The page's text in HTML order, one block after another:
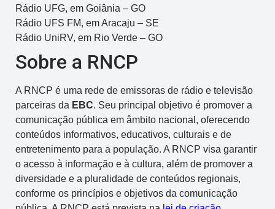
Rádio UFG, em Goiânia – GO
Rádio UFS FM, em Aracaju – SE
Rádio UniRV, em Rio Verde – GO
Sobre a RNCP
A RNCP é uma rede de emissoras de rádio e televisão
parceiras da EBC. Seu principal objetivo é promover a
comunicação pública em âmbito nacional, oferecendo
conteúdos informativos, educativos, culturais e de
entretenimento para a população. A RNCP visa garantir
o acesso à informação e à cultura, além de promover a
diversidade e a pluralidade de conteúdos regionais,
conforme os princípios e objetivos da comunicação